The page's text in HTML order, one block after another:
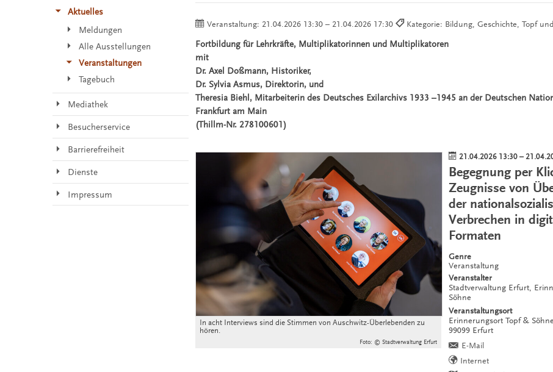
Veranstaltung: 21.04.2026 13:30 – 21.04.2026 17:30 Kategorie: Bildung, Geschichte, Topf
Fortbildung für Lehrkräfte, Multiplikatorinnen und Multiplikatoren
mit
Dr. Axel Doßmann, Historiker,
Dr. Sylvia Asmus, Direktorin, und
Theresia Biehl, Mitarbeiterin des Deutsches Exilarchivs 1933 –1945 an der Deutschen
Frankfurt am Main
(Thillm-Nr. 278100601)
In acht Interviews sind die Stimmen von Auschwitz-Überlebenden zu
hören.
Foto: © Stadtverwaltung Erfurt
21.04.2026 13:30 –
Begegnung per
Zeugnisse von
der
Verbrechen in
Formaten
Genre
Veranstaltung
Veranstalter
Stadtverwaltung Erfurt,
Söhne
Veranstaltungsort
Erinnerungsort Topf &
99099 Erfurt
E-Mail
Internet
Aktuelles
Meldungen
Alle Ausstellungen
Veranstaltungen
Tagebuch
Mediathek
Besucherservice
Barrierefreiheit
Dienste
Impressum